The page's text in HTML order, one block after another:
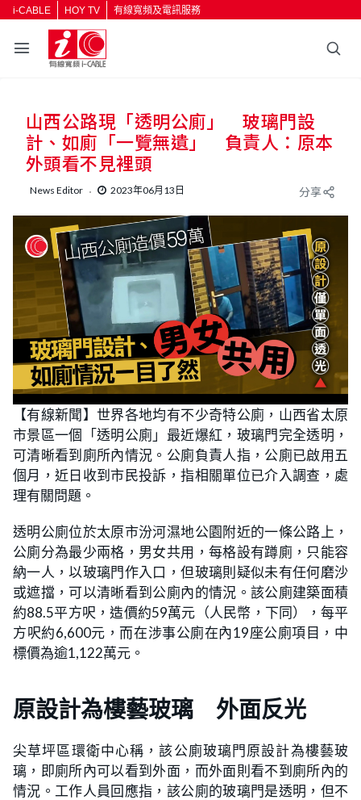
i-CABLE HOY TV 有線寬頻及電訊服務
山西公路現「透明公廁」 玻璃門設
計、如廁「一覽無遺」 負責人：原本
外頭看不見裡頭
News Editor 2023年06月13日 分享
【有線新聞】世界各地均有不少奇特公廁，山西省太原
市景區一個「透明公廁」最近爆紅，玻璃門完全透明，
可清晰看到廁所內情況。公廁負責人指，公廁已啟用五
個月，近日收到市民投訴，指相關單位已介入調查，處
理有關問題。
透明公廁位於太原市汾河濕地公園附近的一條公路上，
公廁分為最少兩格，男女共用，每格設有蹲廁，只能容
納一人，以玻璃門作入口，但玻璃則疑似未有任何磨沙
或遮擋，可以清晰看到公廁內的情況。該公廁建築面積
約88.5平方呎，造價約59萬元（人民幣，下同），每平
方呎約6,600元，而在涉事公廁在內19座公廁項目，中
標價為逾1,122萬元。
原設計為樓藝玻璃 外面反光
尖草坪區環衛中心稱，該公廁玻璃門原設計為樓藝玻
璃，即廁所內可以看到外面，而外面則看不到廁所內的
情況。工作人員回應指，該公廁的玻璃門是透明，但不